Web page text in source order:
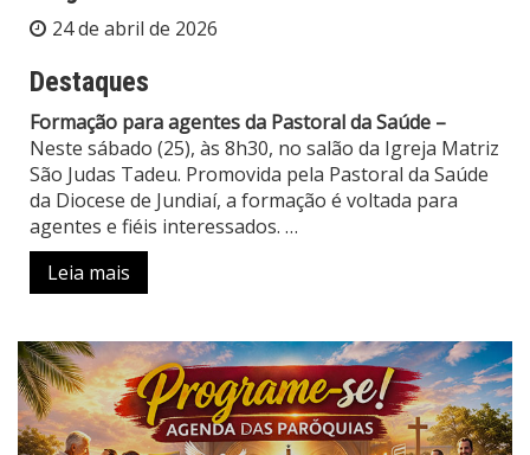
24 de abril de 2026
Destaques
Formação para agentes da Pastoral da Saúde –
Neste sábado (25), às 8h30, no salão da Igreja Matriz
São Judas Tadeu. Promovida pela Pastoral da Saúde
da Diocese de Jundiaí, a formação é voltada para
agentes e fiéis interessados. …
Leia mais